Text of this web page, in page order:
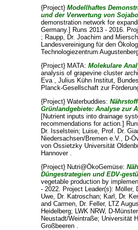
{Project}Modellhaftes
und der Verwertung von
demonstration network for
Germany.] Runs 2013 - 2016.
; Raupp, Dr. Joachim and
Landesvereinigung für den
Technologiezentrum
{Project} MATA:Molekulare
analysis of grapevine cluster
Eva , Julius Kühn Institut,
Planck-Gesellschaft zur
{Project} Waterbuddies:
Grünlandgebiete: Analyse zur
[Nutrient inputs into drainage
recommendations for action.]
Dr. Isselstein; Luise, Prof. Dr.
Niedersachsen/Bremen e.V., D-
von Ossietzky Universität
Hannover .
{Project} Nutri@ÖkoGemüse:
Düngestrategien und EDV-
vegetable production by
- 2022. Project Leader(s): Möller,
Uwe, Dr. Katroschan; Karl, Dr.
andCarmen, Dr. Feller, LTZ
Heidelberg; LWK NRW, D-
Neustadt/Weintraße; Universität
Großbeeren .